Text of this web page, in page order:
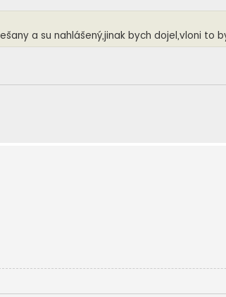
a su nahlášený,jinak bych dojel,vloni to